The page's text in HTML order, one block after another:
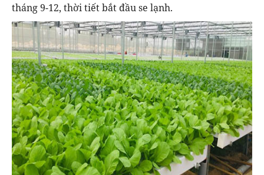
tháng 9-12, thời tiết bắt đầu se lạnh.